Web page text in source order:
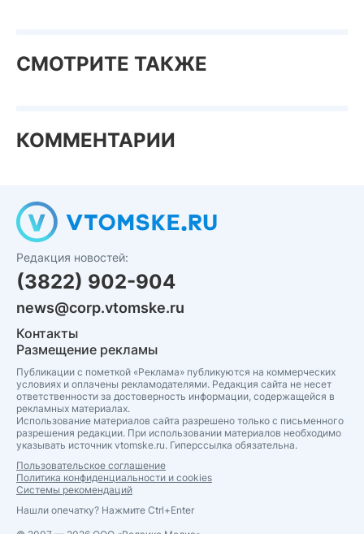
СМОТРИТЕ ТАКЖЕ
КОММЕНТАРИИ
Редакция новостей:
(3822) 902-904
news@corp.vtomske.ru
Контакты
Размещение рекламы
Публикации с пометкой «Реклама» публикуются на коммерческих
условиях и оплачены рекламодателями. Редакция сайта не несет
ответственности за достоверность информации, содержащейся в
рекламных материалах.
Использование материалов сайта разрешено только с письменного
разрешения редакции. При использовании материалов необходимо
указывать источник vtomske.ru. Гиперссылка обязательна.
Пользовательское соглашение
Политика конфиденциальности и cookies
Системы рекомендаций
Нашли опечатку? Нажмите Ctrl+Enter